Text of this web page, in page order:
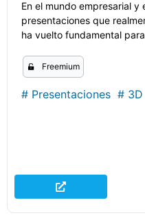
En el mundo empresarial
presentaciones que
ha vuelto fundamental
Freemium
# Presentaciones # 3D